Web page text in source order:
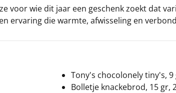
voor wie dit jaar een geschenk zoekt dat
ervaring die warmte, afwisseling en
Tony's chocolonely tiny's, 9
Bolletje knackebrod, 15 gr,